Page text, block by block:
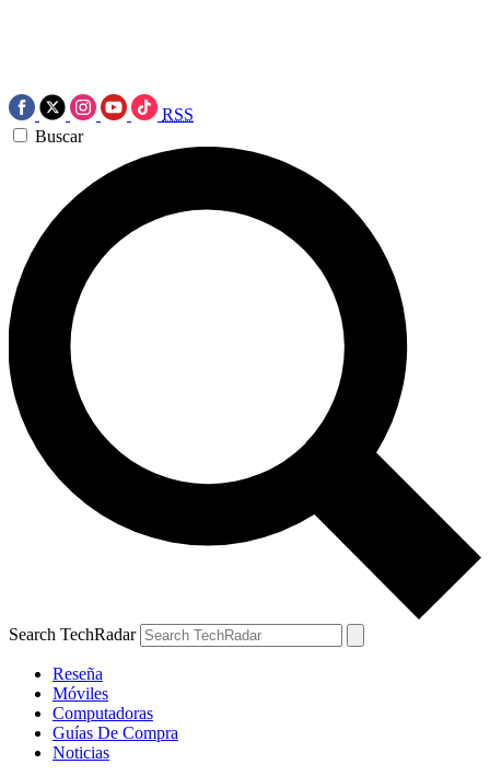
RSS
Buscar
Search TechRadar
Reseña
Móviles
Computadoras
Guías De Compra
Noticias